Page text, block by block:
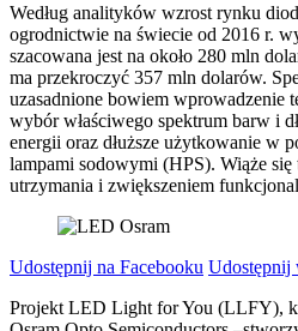
Według analityków wzrost rynku
ogrodnictwie na świecie od 2016 r.
szacowana jest na około 280 mln
ma przekroczyć 357 mln dolarów.
uzasadnione bowiem
wybór właściwego spektrum barw i
energii oraz dłuższe użytkowanie w
lampami sodowymi (HPS). Wiąże
utrzymania i zwiększeniem
Udostępnij na Facebooku Udostępnij
Projekt LED Light for You (LLFY),